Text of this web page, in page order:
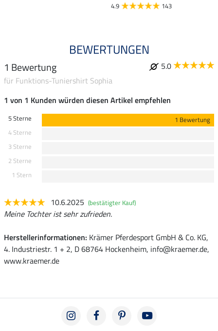
4.9 143
BEWERTUNGEN
1 Bewertung
5.0
für Funktions-Tuniershirt Sophia
1 von 1 Kunden würden diesen Artikel empfehlen
5 Sterne
1 Bewertung
4 Sterne
3 Sterne
2 Sterne
1 Stern
10.6.2025 (bestätigter Kauf)
Meine Tochter ist sehr zufrieden.
Herstellerinformationen: Krämer Pferdesport GmbH & Co. KG,
4. Industriestr. 1 + 2, D 68764 Hockenheim, info@kraemer.de,
www.kraemer.de